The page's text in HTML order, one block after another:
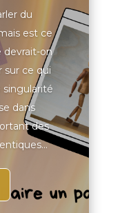
du
est ce
devrait-on
sur ce qui
singularité
dans
des